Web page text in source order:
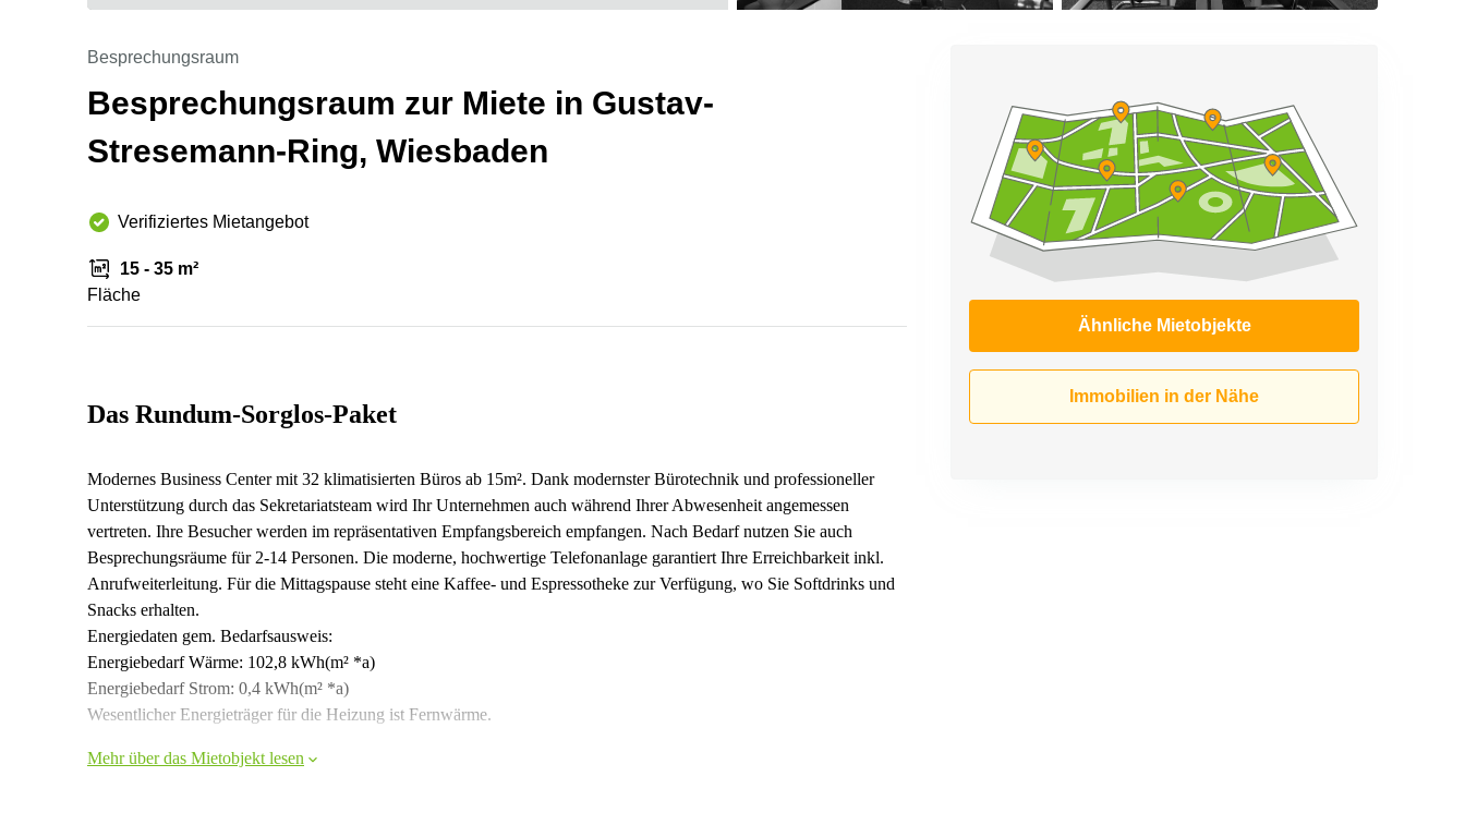
Besprechungsraum
Besprechungsraum zur Miete in Gustav-
Stresemann-Ring, Wiesbaden
Verifiziertes Mietangebot
15 - 35 m²
Fläche
Ähnliche Mietobjekte
Immobilien in der Nähe
Das Rundum-Sorglos-Paket
Modernes Business Center mit 32 klimatisierten Büros ab 15m². Dank modernster Bürotechnik und professioneller
Unterstützung durch das Sekretariatsteam wird Ihr Unternehmen auch während Ihrer Abwesenheit angemessen
vertreten. Ihre Besucher werden im repräsentativen Empfangsbereich empfangen. Nach Bedarf nutzen Sie auch
Besprechungsräume für 2-14 Personen. Die moderne, hochwertige Telefonanlage garantiert Ihre Erreichbarkeit inkl.
Anrufweiterleitung. Für die Mittagspause steht eine Kaffee- und Espressotheke zur Verfügung, wo Sie Softdrinks und
Snacks erhalten.
Energiedaten gem. Bedarfsausweis:
Energiebedarf Wärme: 102,8 kWh(m² *a)
Energiebedarf Strom: 0,4 kWh(m² *a)
Wesentlicher Energieträger für die Heizung ist Fernwärme.
Mehr über das Mietobjekt lesen